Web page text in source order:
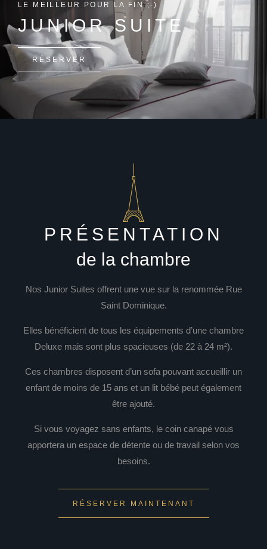
LE MEILLEUR POUR LA FIN ;-)
JUNIOR SUITE
RÉSERVER
PRÉSENTATION
de la chambre
Nos Junior Suites offrent une vue sur la renommée Rue
Saint Dominique.
Elles bénéficient de tous les équipements d’une chambre
Deluxe mais sont plus spacieuses (de 22 à 24 m²).
Ces chambres disposent d’un sofa pouvant accueillir un
enfant de moins de 15 ans et un lit bébé peut également
être ajouté.
Si vous voyagez sans enfants, le coin canapé vous
apportera un espace de détente ou de travail selon vos
besoins.
RÉSERVER MAINTENANT